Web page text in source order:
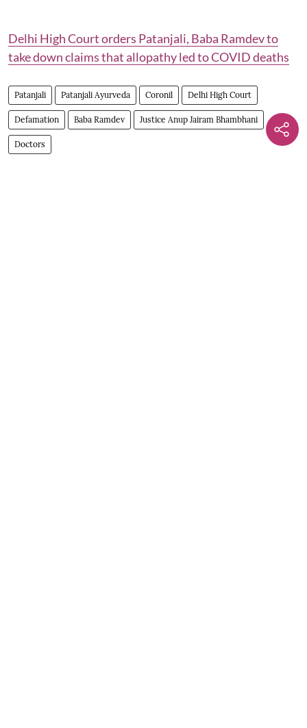
Delhi High Court orders Patanjali, Baba Ramdev to
take down claims that allopathy led to COVID deaths
Patanjali Patanjali Ayurveda Coronil Delhi High Court
Defamation Baba Ramdev Justice Anup Jairam Bhambhani
Doctors